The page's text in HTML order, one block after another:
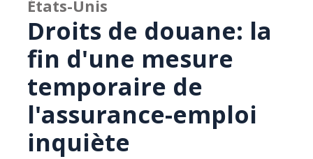
États-Unis
Droits de douane: la
fin d'une mesure
temporaire de
l'assurance-emploi
inquiète